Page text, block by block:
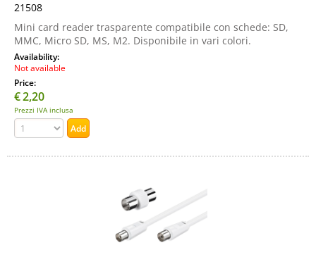
21508
Mini card reader trasparente compatibile con schede: SD,
MMC, Micro SD, MS, M2. Disponibile in vari colori.
Availability:
Not available
Price:
€2,20
Prezzi IVA inclusa